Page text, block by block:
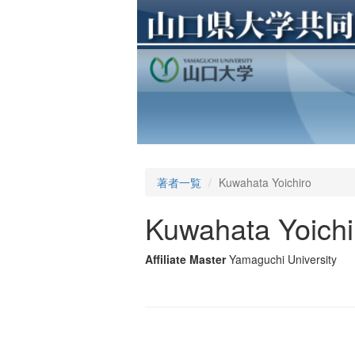
著者一覧 Kuwahata Yoichiro
Kuwahata
Affiliate Master Yamaguchi University